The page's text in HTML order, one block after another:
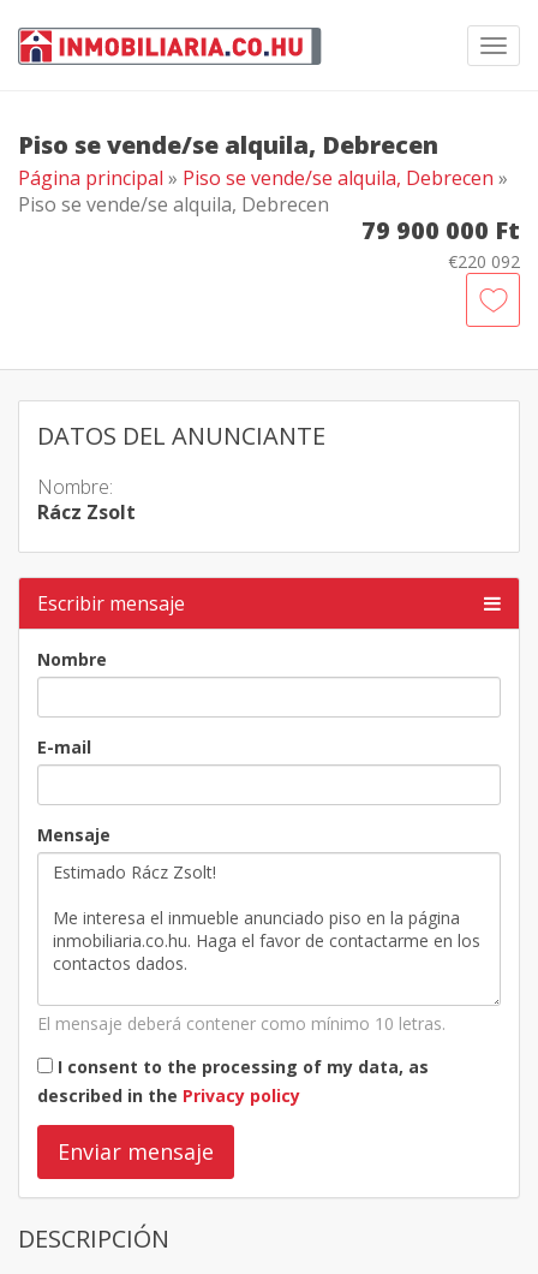
Piso se vende/se alquila, Debrecen
Página principal » Piso se vende/se alquila, Debrecen »
Piso se vende/se alquila, Debrecen
79 900 000 Ft
€220 092
DATOS DEL ANUNCIANTE
Nombre:
Rácz Zsolt
Escribir mensaje
Nombre
E-mail
Mensaje
El mensaje deberá contener como mínimo 10 letras.
I consent to the processing of my data, as
described in the Privacy policy
Enviar mensaje
DESCRIPCIÓN